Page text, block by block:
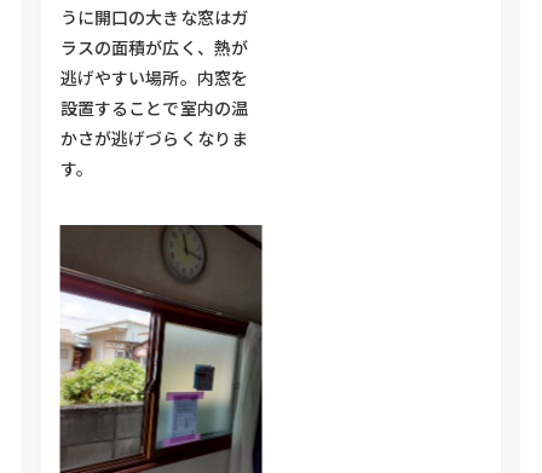
うに開口の大きな窓はガ
ラスの面積が広く、熱が
逃げやすい場所。内窓を
設置することで室内の温
かさが逃げづらくなりま
す。